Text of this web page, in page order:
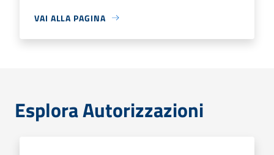
VAI ALLA PAGINA
Esplora Autorizzazioni